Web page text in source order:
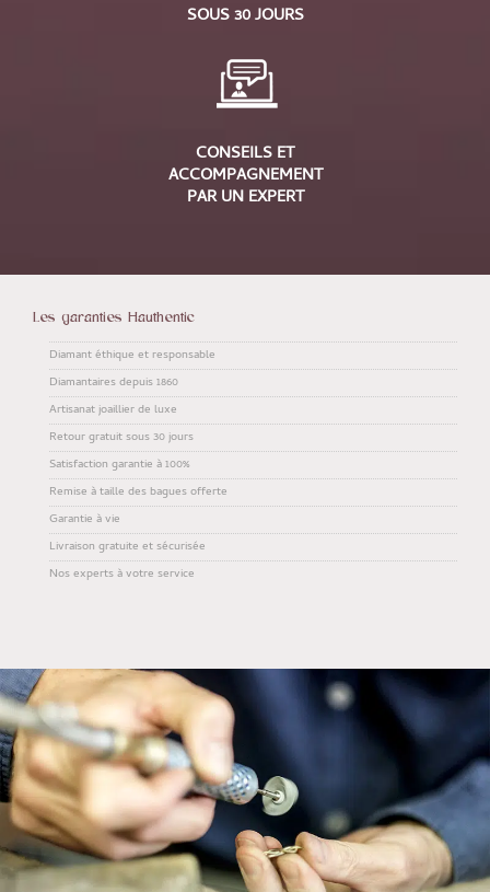
SOUS 30 JOURS
CONSEILS ET
ACCOMPAGNEMENT
PAR UN EXPERT
Les garanties Hauthentic
Diamant éthique et responsable
Diamantaires depuis 1860
Artisanat joaillier de luxe
Retour gratuit sous 30 jours
Satisfaction garantie à 100%
Remise à taille des bagues offerte
Garantie à vie
Livraison gratuite et sécurisée
Nos experts à votre service